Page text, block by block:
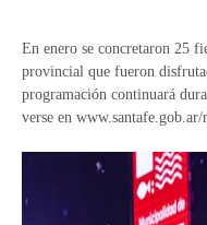
En enero se concretaron 25
provincial que fueron
programación continuará
verse en